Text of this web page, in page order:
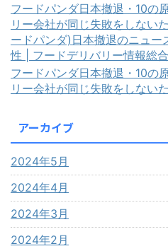
フードパンダ日本撤退・10の
リー会社が同じ失敗をしない
ードパンダ)日本撤退のニュー
性 | フードデリバリー情報総
フードパンダ日本撤退・10の
リー会社が同じ失敗をしない
アーカイブ
2024年5月
2024年4月
2024年3月
2024年2月